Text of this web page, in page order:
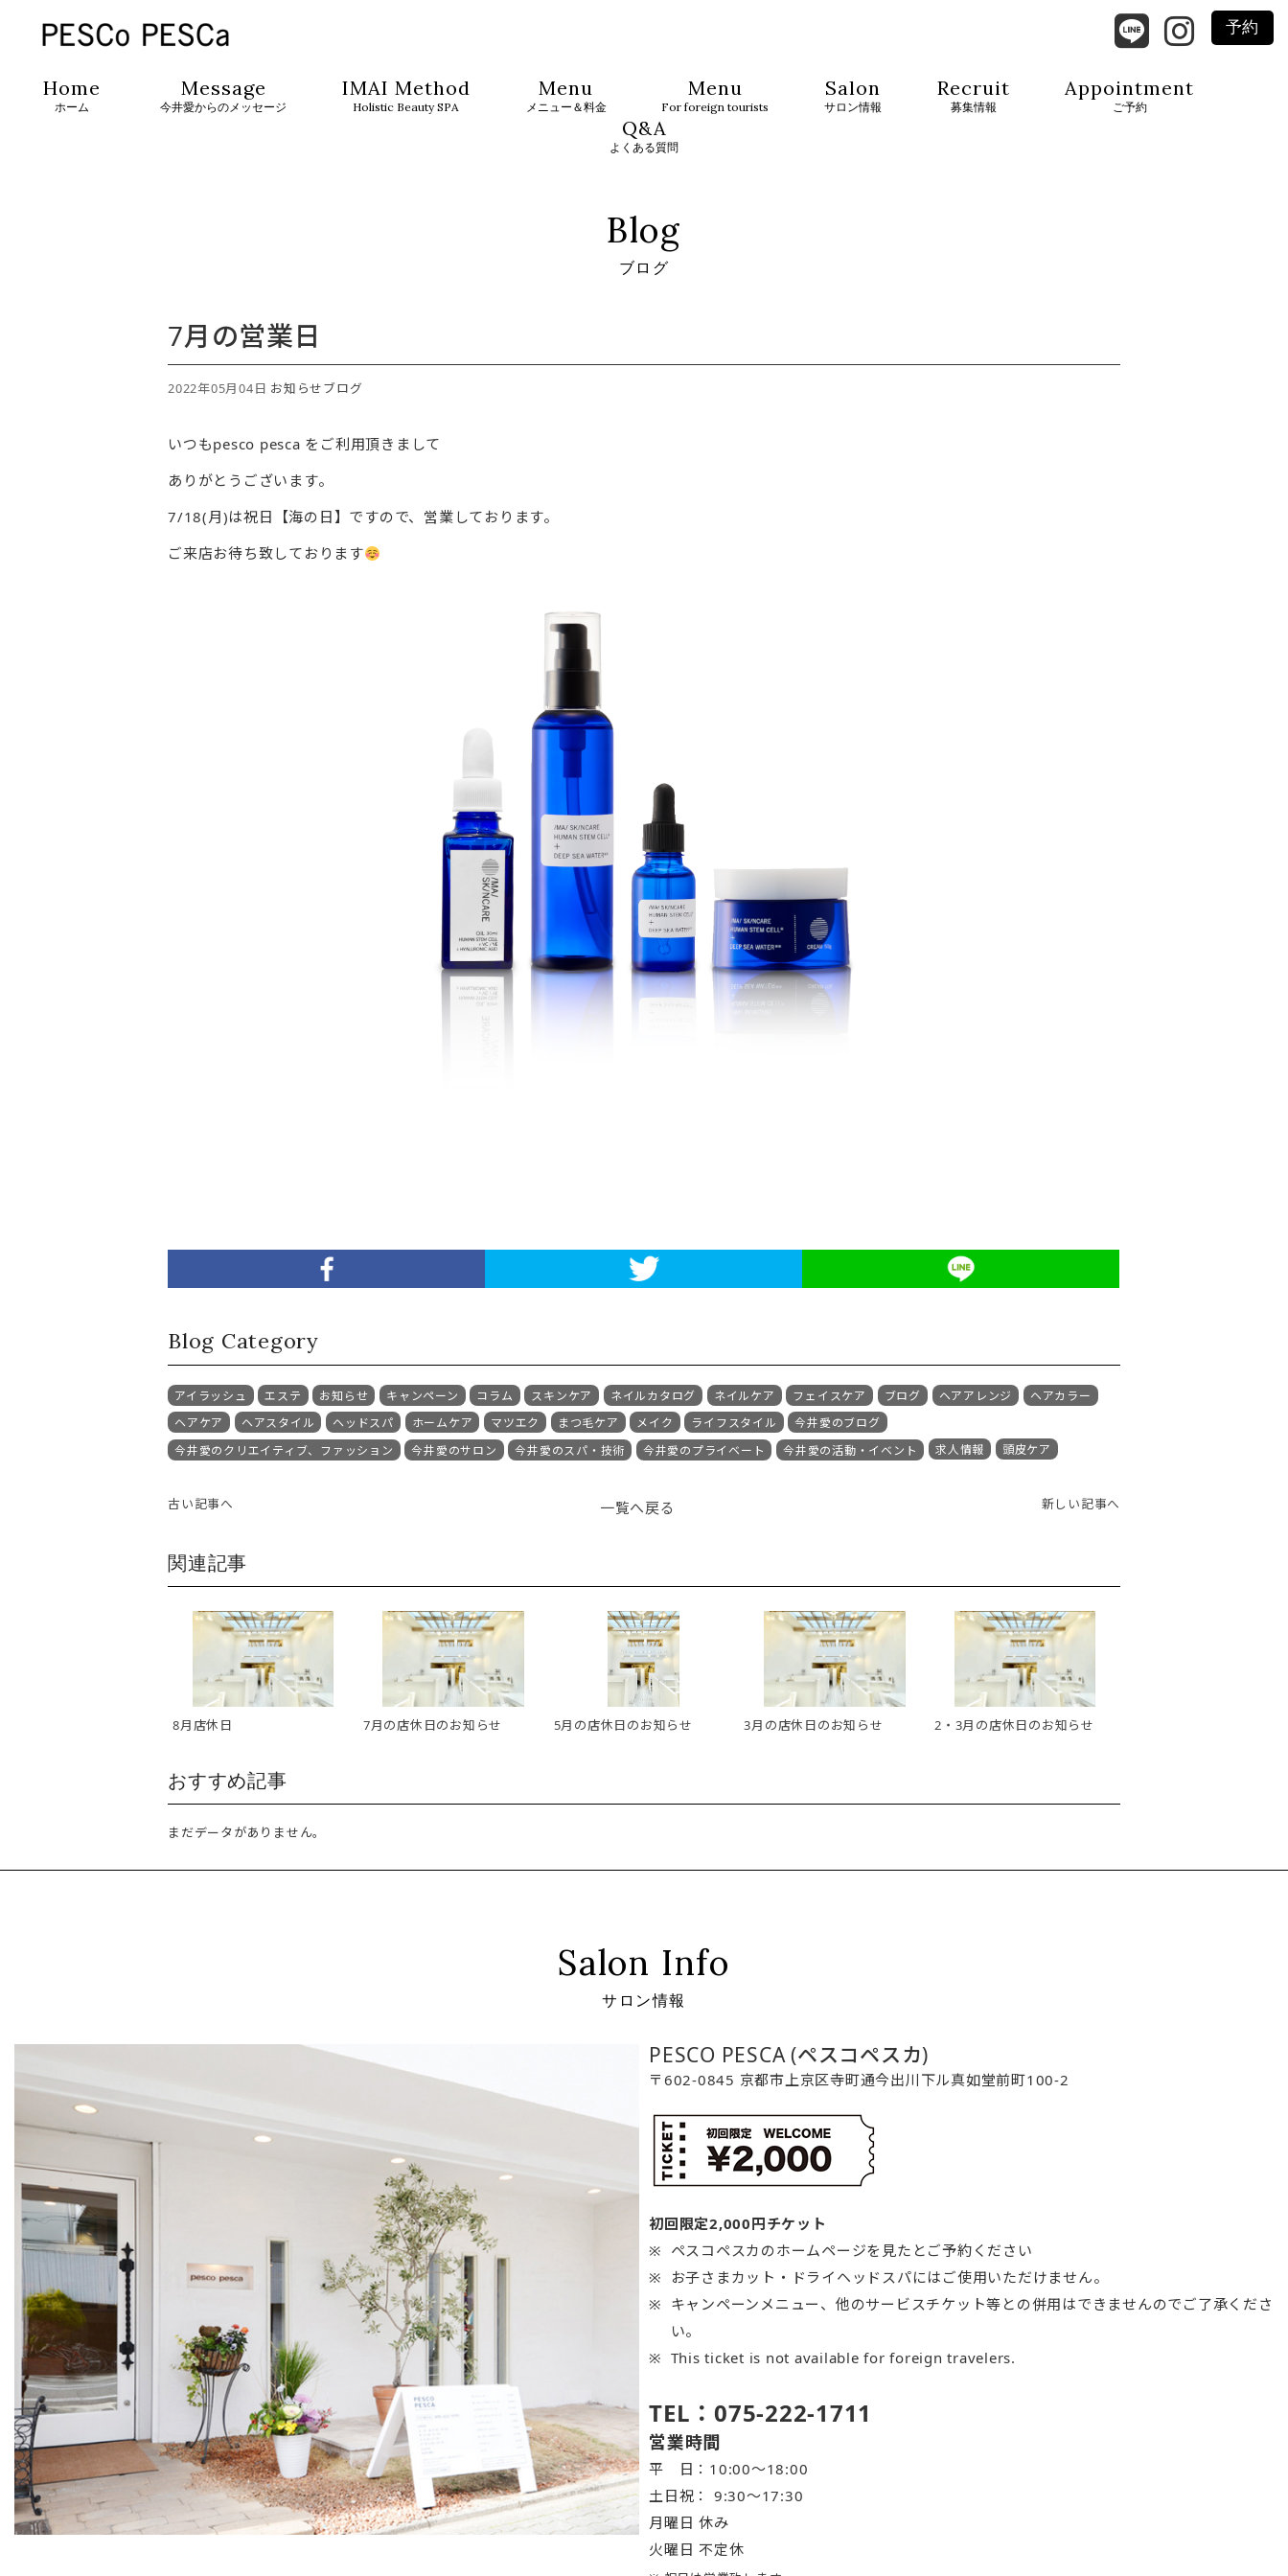
Home
ホーム
Message
今井愛からのメッセージ
IMAI Method
Holistic Beauty SPA
Menu
メニュー＆料金
Menu
For foreign tourists
Salon
サロン情報
Recruit
募集情報
Appointment
ご予約
Q&A
よくある質問
予約
Blog
ブログ
7月の営業日
2022年05月04日 お知らせブログ
いつもpesco pesca をご利用頂きまして
ありがとうございます。
7/18(月)は祝日【海の日】ですので、営業しております。
ご来店お待ち致しております
Blog Category
アイラッシュ エステ お知らせ キャンペーン コラム スキンケア ネイルカタログ ネイルケア フェイスケア ブログ ヘアアレンジ
ヘアカラー
ヘアケア
ヘアスタイル ヘッドスパ ホームケア マツエク まつ毛ケア メイク ライフスタイル
今井愛のブログ
今井愛のクリエイティブ、ファッション
今井愛のサロン 今井愛のスパ・技術 今井愛のプライベート 今井愛の活動・イベント 求人情報 頭皮ケア
古い記事へ 一覧へ戻る 新しい記事へ
関連記事
8月店休日 7月の店休日のお知らせ 5月の店休日のお知らせ 3月の店休日のお知らせ 2・3月の店休日のお知らせ
おすすめ記事
まだデータがありません。
Salon Info
サロン情報
PESCO PESCA (ペスコペスカ)
〒602-0845 京都市上京区寺町通今出川下ル真如堂前町100-2
初回限定2,000円チケット
ペスコペスカのホームページを見たとご予約ください
お子さまカット・ドライヘッドスパにはご使用いただけません。
キャンペーンメニュー、他のサービスチケット等との併用はできませんのでご了承くださ
い。
This ticket is not available for foreign travelers.
TEL：075-222-1711
営業時間
平 日：10:00～18:00
土日祝： 9:30〜17:30
月曜日 休み
火曜日 不定休